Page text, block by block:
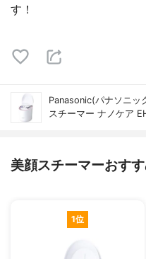
す！
Panasonic(パナソニッ
スチーマー ナノケア
美顔スチーマーおす
1位